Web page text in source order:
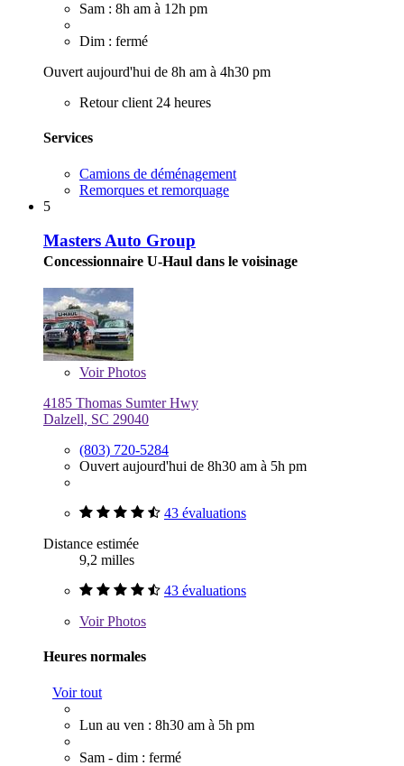
Sam : 8h am à 12h pm
Dim : fermé
Ouvert aujourd'hui de 8h am à 4h30 pm
Retour client 24 heures
Services
Camions de déménagement
Remorques et remorquage
5
Masters Auto Group
Concessionnaire U-Haul dans le voisinage
VoirPhotos
4185 Thomas Sumter Hwy
Dalzell, SC 29040
(803) 720-5284
Ouvert aujourd'hui de 8h30 am à 5h pm
43 évaluations
Distance estimée
9,2 milles
43 évaluations
VoirPhotos
Heures normales
Voir tout
Lun au ven : 8h30 am à 5h pm
Sam - dim : fermé